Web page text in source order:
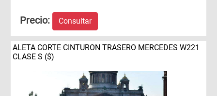
Precio: Consultar
ALETA CORTE CINTURON TRASERO MERCEDES W221
CLASE S ($)